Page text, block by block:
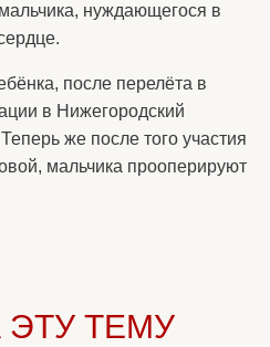
нуждающегося в
после перелёта в
в Нижегородский
же после того участия
мальчика прооперируют
ТЕМУ